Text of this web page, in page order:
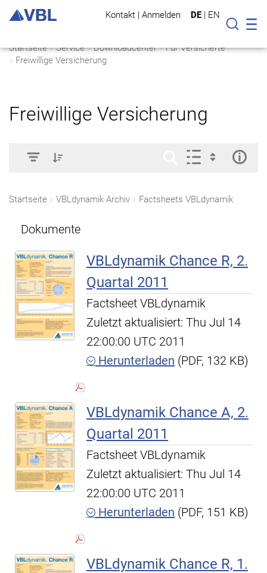
Kontakt | Anmelden DE | EN
Suche
Startseite Service Downloadcenter
Für Versicherte
Freiwillige Versicherung
Freiwillige Versicherung
Startseite VBLdynamik Archiv Factsheets VBLdynamik
Dokumente
VBLdynamik Chance R, 2.
Quartal 2011
Factsheet VBLdynamik
Zuletzt aktualisiert: Thu Jul 14
22:00:00 UTC 2011
Herunterladen (PDF, 132 KB)
VBLdynamik Chance A, 2.
Quartal 2011
Factsheet VBLdynamik
Zuletzt aktualisiert: Thu Jul 14
22:00:00 UTC 2011
Herunterladen (PDF, 151 KB)
VBLdynamik Chance R, 1.